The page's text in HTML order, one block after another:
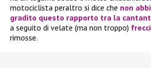
motociclista peraltro si dice che non
gradito questo rapporto tra la
a seguito di velate (ma non troppo)
rimosse.